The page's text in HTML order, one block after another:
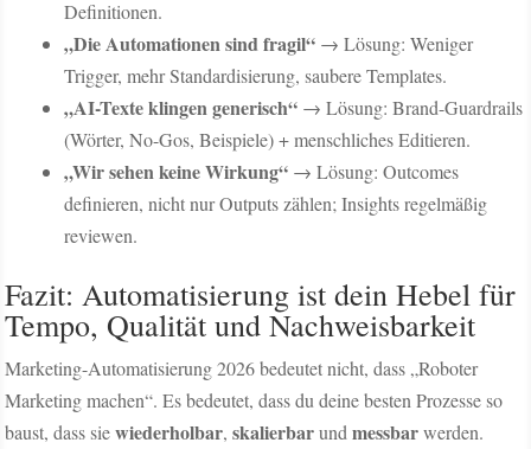
Definitionen.
„Die Automationen sind fragil“ → Lösung: Weniger
Trigger, mehr Standardisierung, saubere Templates.
„AI-Texte klingen generisch“ → Lösung: Brand-Guardrails
(Wörter, No-Gos, Beispiele) + menschliches Editieren.
„Wir sehen keine Wirkung“ → Lösung: Outcomes
definieren, nicht nur Outputs zählen; Insights regelmäßig
reviewen.
Fazit: Automatisierung ist dein Hebel für
Tempo, Qualität und Nachweisbarkeit
Marketing-Automatisierung 2026 bedeutet nicht, dass „Roboter
Marketing machen“. Es bedeutet, dass du deine besten Prozesse so
baust, dass siewiederholbar,skalierbarundmessbarwerden.